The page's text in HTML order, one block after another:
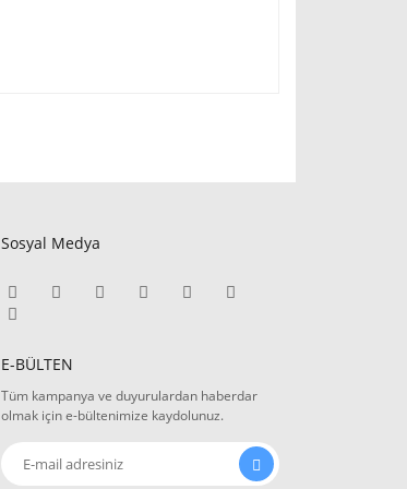
Sosyal Medya
E-BÜLTEN
Tüm kampanya ve duyurulardan haberdar
olmak için e-bültenimize kaydolunuz.